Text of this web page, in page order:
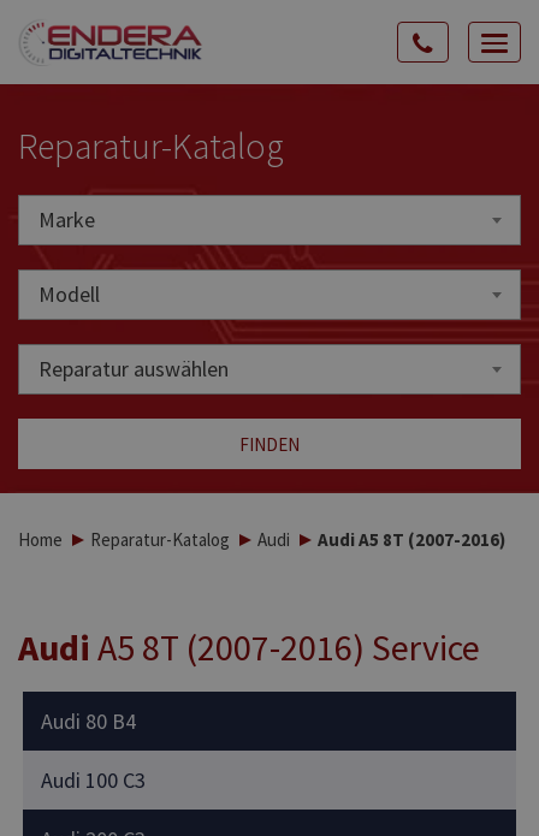
Reparatur-Katalog
MarkeMarke
Modell
Reparatur auswählen
FINDEN
Home Reparatur-Katalog Audi Audi A5 8T (2007-2016)
Audi A5 8T (2007-2016) Service
Audi 80 B4
Audi 100 C3